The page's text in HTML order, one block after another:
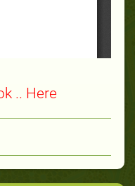
.. Here